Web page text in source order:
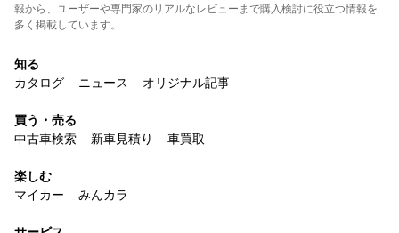
報から、ユーザーや専門家のリアルなレビューまで購入検討に役立つ情報を
多く掲載しています。
知る
カタログ
ニュース オリジナル記事
買う・売る
中古車検索
新車見積り 車買取
楽しむ
マイカー
みんカラ